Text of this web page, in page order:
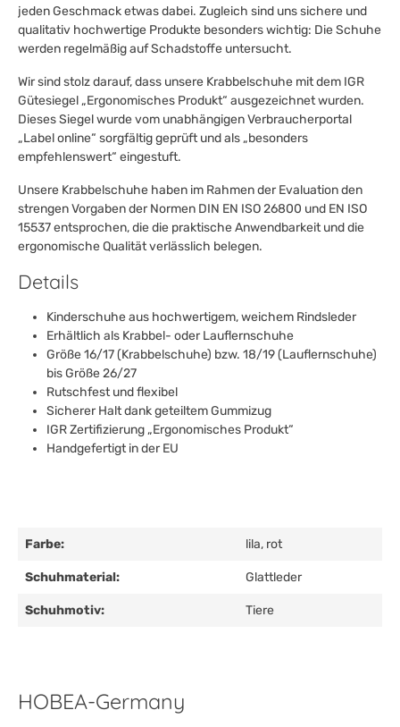
jeden Geschmack etwas dabei. Zugleich sind uns sichere und
qualitativ hochwertige Produkte besonders wichtig: Die Schuhe
werden regelmäßig auf Schadstoffe untersucht.
Wir sind stolz darauf, dass unsere Krabbelschuhe mit dem IGR
Gütesiegel „Ergonomisches Produkt“ ausgezeichnet wurden.
Dieses Siegel wurde vom unabhängigen Verbraucherportal
„Label online“ sorgfältig geprüft und als „besonders
empfehlenswert“ eingestuft.
Unsere Krabbelschuhe haben im Rahmen der Evaluation den
strengen Vorgaben der Normen DIN EN ISO 26800 und EN ISO
15537 entsprochen, die die praktische Anwendbarkeit und die
ergonomische Qualität verlässlich belegen.
Details
Kinderschuhe aus hochwertigem, weichem Rindsleder
Erhältlich als Krabbel- oder Lauflernschuhe
Größe 16/17 (Krabbelschuhe) bzw. 18/19 (Lauflernschuhe)
bis Größe 26/27
Rutschfest und flexibel
Sicherer Halt dank geteiltem Gummizug
IGR Zertifizierung „Ergonomisches Produkt“
Handgefertigt in der EU
Farbe: lila, rot
Schuhmaterial: Glattleder
Schuhmotiv: Tiere
HOBEA-Germany